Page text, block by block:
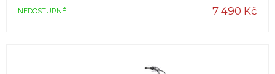
NEDOSTUPNÉ 7 490 Kč